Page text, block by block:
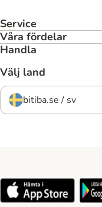
Service
Våra fördelar
Handla
Välj land
bitiba.se / sv